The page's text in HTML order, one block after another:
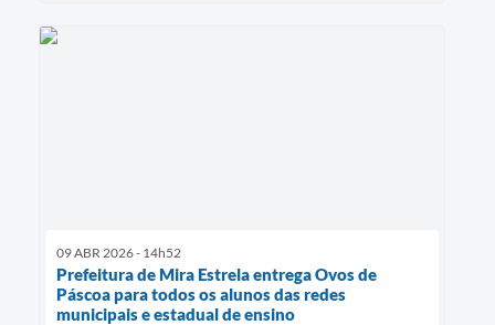
09 ABR 2026 - 14h52
Prefeitura de Mira Estrela entrega Ovos de
Páscoa para todos os alunos das redes
municipais e estadual de ensino